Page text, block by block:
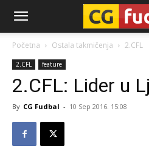
CG-
Fudbal
Početna Ostala takmičenja 2.CFL
2.CFL feature
2.CFL: Lider u
By CG Fudbal - 10 Sep 2016. 15:08